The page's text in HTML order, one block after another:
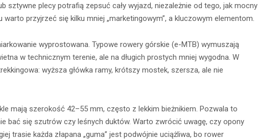
sztywne plecy potrafią zepsuć cały wyjazd, niezależnie od tego, jak mocny
przyjrzeć się kilku mniej „marketingowym”, a kluczowym elementom.
wyprostowana. Typowe rowery górskie (e-MTB) wymuszają
w technicznym terenie, ale na długich prostych mniej wygodna. W
wyższa główka ramy, krótszy mostek, szersza, ale nie
mają szerokość 42–55 mm, często z lekkim bieżnikiem. Pozwala to
bać się szutrów czy leśnych duktów. Warto zwrócić uwagę, czy opony
trasie każda złapana „guma” jest podwójnie uciążliwa, bo rower